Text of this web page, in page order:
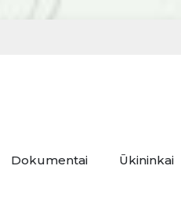
Dokumentai Ūkininkai